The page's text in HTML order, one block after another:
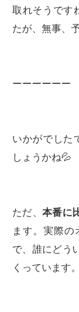
取れそうです
たが、無事、
ーーーーーー
いかがでした
しょうかね💦
ただ、 本番に
ます。実際の
で、誰にどう
くっています。